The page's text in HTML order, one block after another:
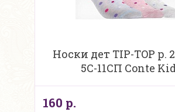
Носки дет TIP-TOP р.
5С-11СП Conte
160 р.